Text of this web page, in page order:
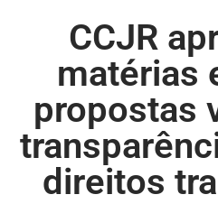
CCJR
matérias
propostas
direitos